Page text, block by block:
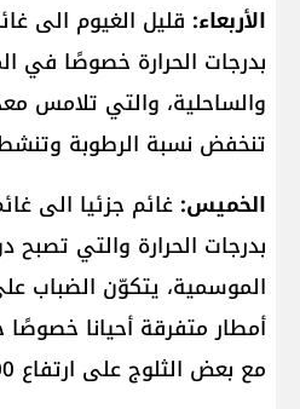
الأربعاء: قليل الغيوم الى
بدرجات الحرارة خصوصًا في
والساحلية، والتي تلامس
تنخفض نسبة الرطوبة وتنشط
الخميس: غائم جزئيا الى
بدرجات الحرارة والتي تصبح
الموسمية، يتكوّن الضباب
أمطار متفرقة أحيانا
مع بعض الثلوج على ارتفاع 1900متر.